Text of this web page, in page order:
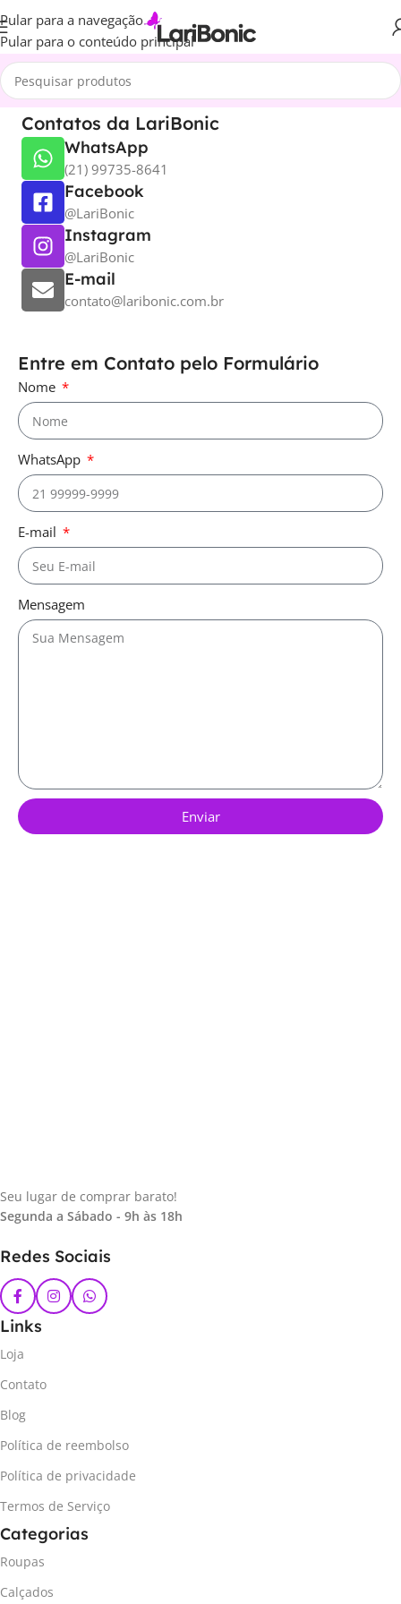
Pular para a navegação
Pular para o conteúdo principal
Contatos da LariBonic
WhatsApp
(21) 99735-8641
Facebook
@LariBonic
Instagram
@LariBonic
E-mail
contato@laribonic.com.br
Entre em Contato pelo Formulário
Nome
WhatsApp
E-mail
Mensagem
Enviar
Seu lugar de comprar barato!
Segunda a Sábado - 9h às 18h
Redes Sociais
Links
Loja
Contato
Blog
Política de reembolso
Política de privacidade
Termos de Serviço
Categorias
Roupas
Calçados